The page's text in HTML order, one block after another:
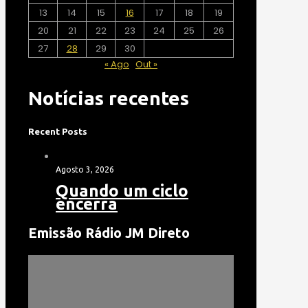
13
14 15 16 17 18
19
20
21 22 23 24 25
26
27
28 29
30
« Ago Out »
Notícias recentes
Recent Posts
Agosto 3, 2026
Quando um ciclo
encerra
Emissão Rádio JM Direto